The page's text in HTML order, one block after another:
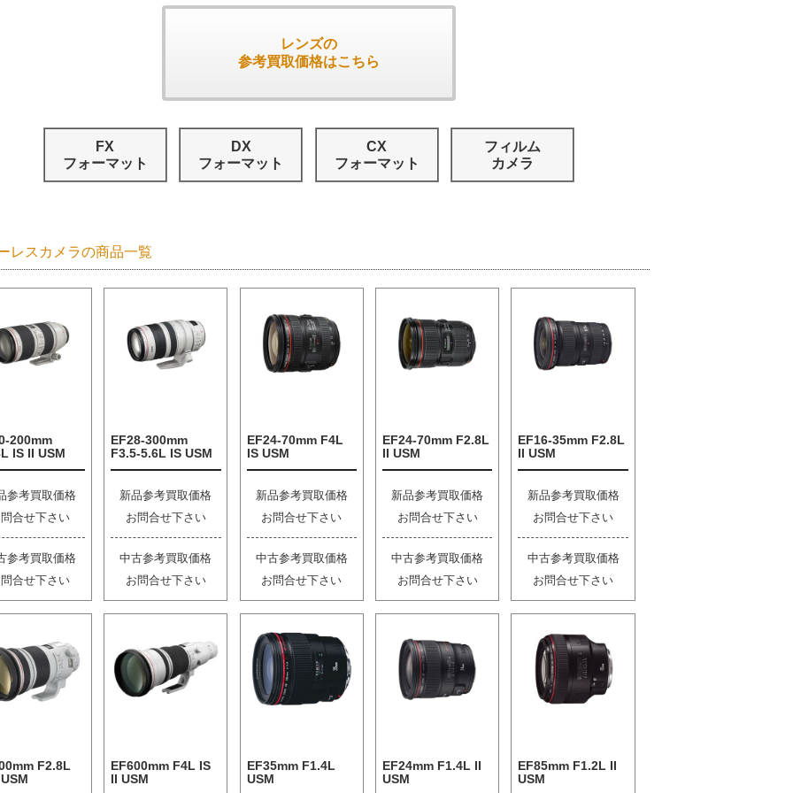
レンズの
参考買取価格はこちら
FX
フォーマット
DX
フォーマット
CX
フォーマット
フィルム
カメラ
レスカメラの商品一覧
200mm
IS II USM
参考買取価格
合せ下さい
参考買取価格
合せ下さい
EF28-300mm
F3.5-5.6L IS USM
新品参考買取価格
お問合せ下さい
中古参考買取価格
お問合せ下さい
EF24-70mm F4L
IS USM
新品参考買取価格
お問合せ下さい
中古参考買取価格
お問合せ下さい
EF24-70mm F2.8L
II USM
新品参考買取価格
お問合せ下さい
中古参考買取価格
お問合せ下さい
EF16-35mm F2.8L
II USM
新品参考買取価格
お問合せ下さい
中古参考買取価格
お問合せ下さい
F2.8L
EF600mm F4L IS
II USM
EF35mm F1.4L
USM
EF24mm F1.4L II
USM
EF85mm F1.2L II
USM